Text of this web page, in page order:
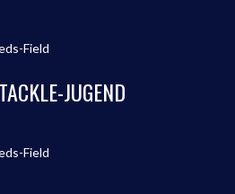
Field
JUGEND
Field